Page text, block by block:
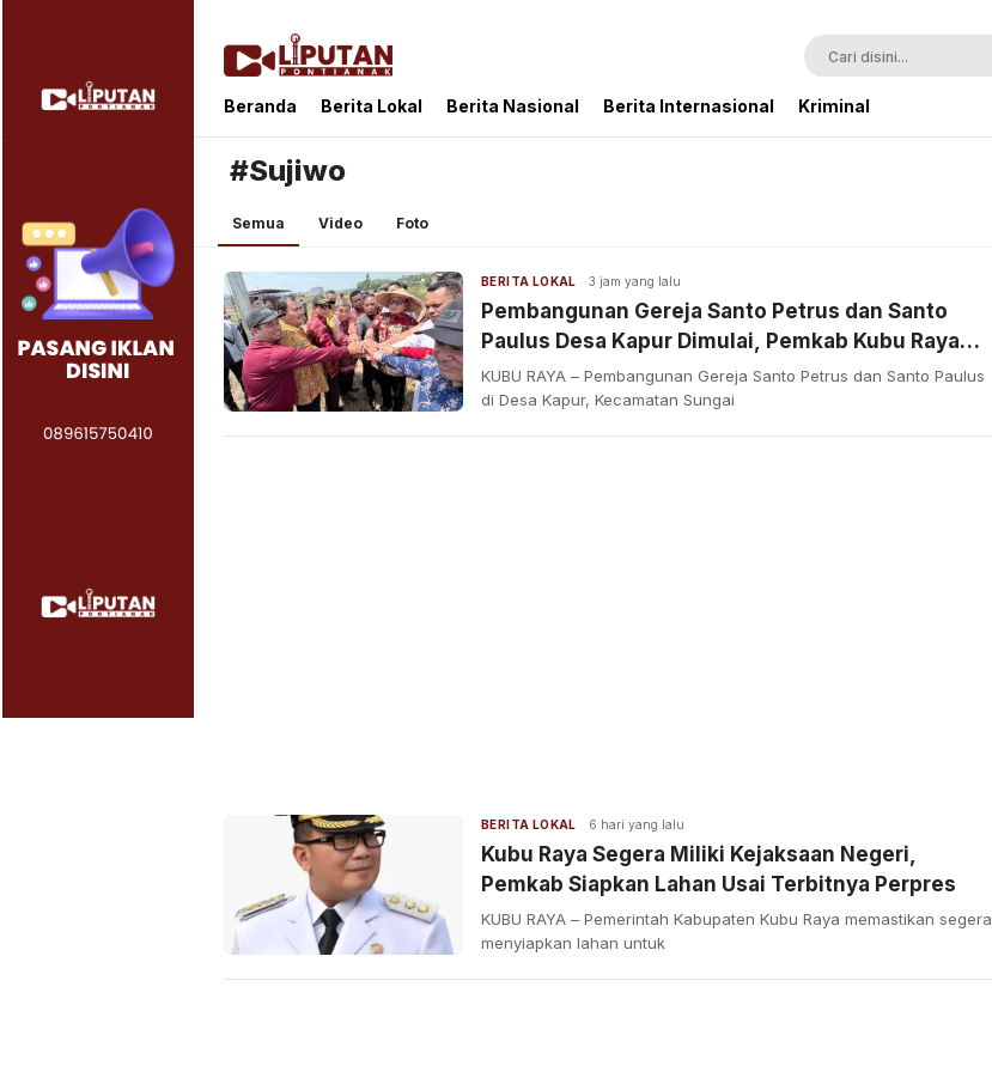
Liputan Pontianak
Berita Terkini dan TerUpdate
Beranda Berita Lokal Berita Nasional Berita Internasional Kriminal
#Sujiwo
Semua Video Foto
BERITA LOKAL 3 jam yang lalu
Pembangunan Gereja Santo Petrus dan Santo
Paulus Desa Kapur Dimulai, Pemkab Kubu Raya
Siapkan Akses Jalan
KUBU RAYA – Pembangunan Gereja Santo Petrus dan Santo Paulus
di Desa Kapur, Kecamatan Sungai
BERITA LOKAL 6 hari yang lalu
Kubu Raya Segera Miliki Kejaksaan Negeri,
Pemkab Siapkan Lahan Usai Terbitnya Perpres
KUBU RAYA – Pemerintah Kabupaten Kubu Raya memastikan segera
menyiapkan lahan untuk